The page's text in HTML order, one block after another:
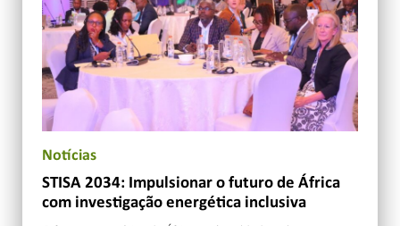
Notícias
STISA 2034: Impulsionar o futuro de África
com investigação energética inclusiva